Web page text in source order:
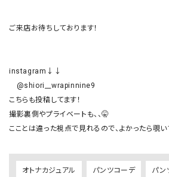
ご来店お待ちしております！
instagram↓↓
@shiori__wrapinnine9
こちらも投稿してます！
撮影裏側やプライベートも、、🤫
オトナカジュアル パンツコーデ パン